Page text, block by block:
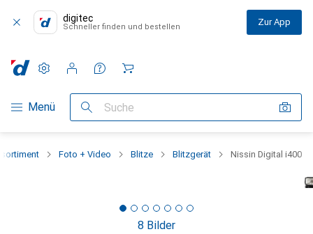
digitec
Schneller finden und bestellen Zur App
Navigation nach Kategorien
Menü Suche
Einstellungen
Kundenkonto
Vergleichslisten
Merklisten
Warenkorb
Foto + Video Blitze Blitzgerät Nissin Digital i400
8 Bilder